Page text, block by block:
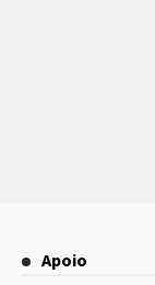
Apoio